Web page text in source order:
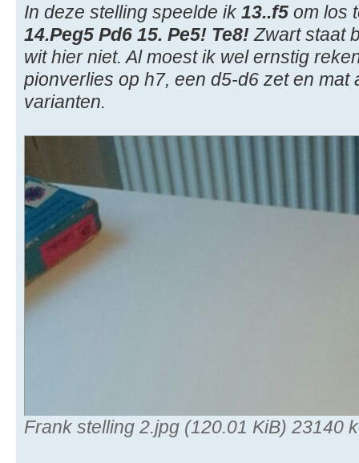
In deze stelling speelde ik 13..f5 om los
14.Peg5 Pd6 15. Pe5! Te8!Zwart staat
wit hier niet. Al moest ik wel ernstig
pionverlies op h7, een d5-d6 zet en mat
varianten.
Frank stelling 2.jpg (120.01 KiB) 23140